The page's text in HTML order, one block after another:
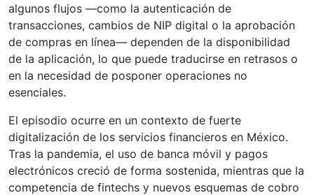
algunos flujos —como la autenticación de
transacciones, cambios de NIP digital o la aprobación
de compras en línea— dependen de la disponibilidad
de la aplicación, lo que puede traducirse en retrasos o
en la necesidad de posponer operaciones no
esenciales.
El episodio ocurre en un contexto de fuerte
digitalización de los servicios financieros en México.
Tras la pandemia, el uso de banca móvil y pagos
electrónicos creció de forma sostenida, mientras que la
competencia de fintechs y nuevos esquemas de cobro